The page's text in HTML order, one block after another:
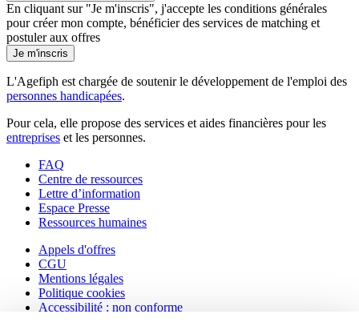
En cliquant sur "Je m'inscris", j'accepte les conditions générales
pour créer mon compte, bénéficier des services de matching et
postuler aux offres
Je m'inscris
L'Agefiph est chargée de soutenir le développement de l'emploi des
personnes handicapées.
Pour cela, elle propose des services et aides financières pour les
entreprises et les personnes.
FAQ
Centre de ressources
Lettre d’information
Espace Presse
Ressources humaines
Appels d'offres
CGU
Mentions légales
Politique cookies
Accessibilité : non conforme